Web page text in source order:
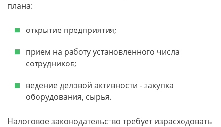
плана:
открытие предприятия;
прием на работу установленного числа
сотрудников;
ведение деловой активности - закупка
оборудования, сырья.
Налоговое законодательство требует израсходовать